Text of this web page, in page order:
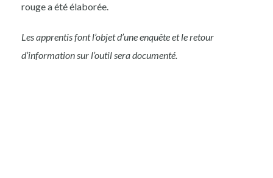
rouge a été élaborée.
Les apprentis font l’objet d’une enquête et le retour
d’information sur l’outil sera documenté.